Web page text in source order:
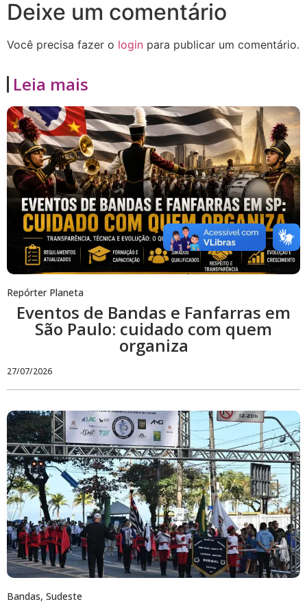
Deixe um comentário
Você precisa fazer o login para publicar um comentário.
Leia mais
Repórter Planeta
Eventos de Bandas e Fanfarras em
São Paulo: cuidado com quem
organiza
27/07/2026
Bandas, Sudeste